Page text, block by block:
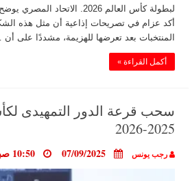
لبطولة كأس العالم 2026.
أكد عزام في تصريحات إذاعية أن مثل هذه
المنتخبات بعد تعرضها للهزيمة، مشددًا على أن
أكمل القراءة »
سحب قرعة الدور التمهيدى
2025-2026
رجب يونس 07/09/2025 10:50 صباحًا